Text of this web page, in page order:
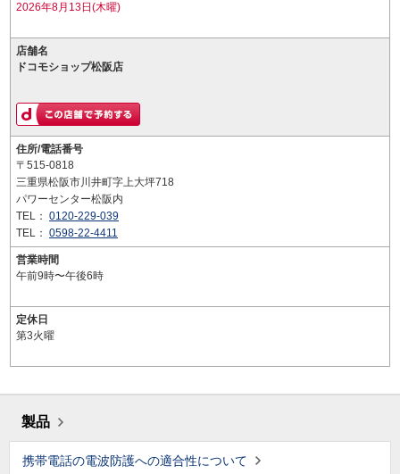
2026年8月13日(木曜)
店舗名
ドコモショップ松阪店
住所/電話番号
〒515-0818
三重県松阪市川井町字上大坪718
パワーセンター松阪内
TEL： 0120-229-039
TEL： 0598-22-4411
営業時間
午前9時〜午後6時
定休日
第3火曜
製品
携帯電話の電波防護への適合性について